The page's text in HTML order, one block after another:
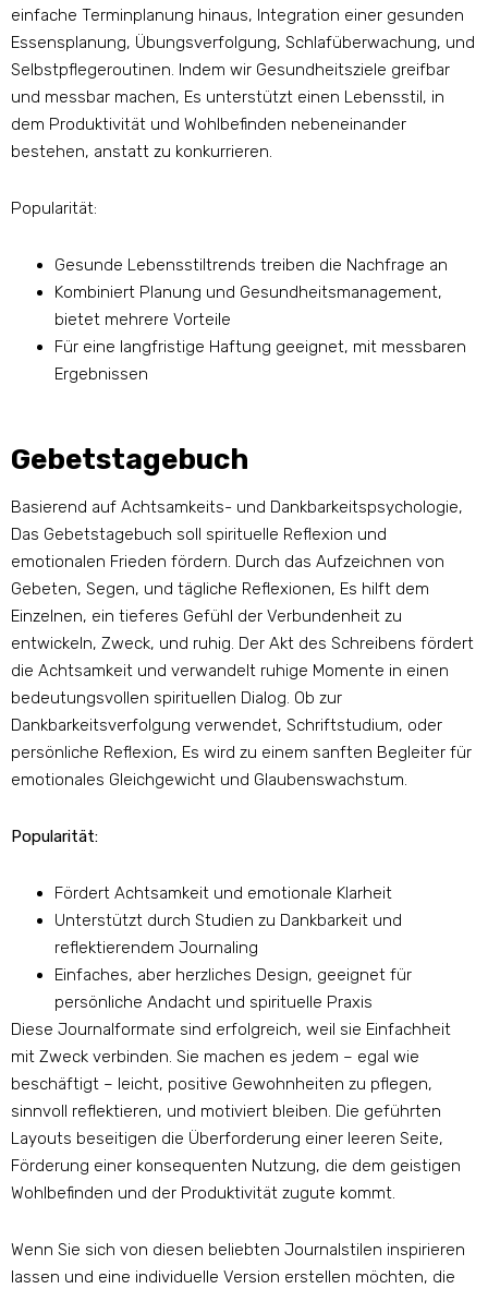
einfache Terminplanung hinaus, Integration einer gesunden
Essensplanung, Übungsverfolgung, Schlafüberwachung, und
Selbstpflegeroutinen. Indem wir Gesundheitsziele greifbar
und messbar machen, Es unterstützt einen Lebensstil, in
dem Produktivität und Wohlbefinden nebeneinander
bestehen, anstatt zu konkurrieren.
Popularität:
Gesunde Lebensstiltrends treiben die Nachfrage an
Kombiniert Planung und Gesundheitsmanagement,
bietet mehrere Vorteile
Für eine langfristige Haftung geeignet, mit messbaren
Ergebnissen
Gebetstagebuch
Basierend auf Achtsamkeits- und Dankbarkeitspsychologie,
Das Gebetstagebuch soll spirituelle Reflexion und
emotionalen Frieden fördern. Durch das Aufzeichnen von
Gebeten, Segen, und tägliche Reflexionen, Es hilft dem
Einzelnen, ein tieferes Gefühl der Verbundenheit zu
entwickeln, Zweck, und ruhig. Der Akt des Schreibens fördert
die Achtsamkeit und verwandelt ruhige Momente in einen
bedeutungsvollen spirituellen Dialog. Ob zur
Dankbarkeitsverfolgung verwendet, Schriftstudium, oder
persönliche Reflexion, Es wird zu einem sanften Begleiter für
emotionales Gleichgewicht und Glaubenswachstum.
Popularität:
Fördert Achtsamkeit und emotionale Klarheit
Unterstützt durch Studien zu Dankbarkeit und
reflektierendem Journaling
Einfaches, aber herzliches Design, geeignet für
persönliche Andacht und spirituelle Praxis
Diese Journalformate sind erfolgreich, weil sie Einfachheit
mit Zweck verbinden. Sie machen es jedem – egal wie
beschäftigt – leicht, positive Gewohnheiten zu pflegen,
sinnvoll reflektieren, und motiviert bleiben. Die geführten
Layouts beseitigen die Überforderung einer leeren Seite,
Förderung einer konsequenten Nutzung, die dem geistigen
Wohlbefinden und der Produktivität zugute kommt.
Wenn Sie sich von diesen beliebten Journalstilen inspirieren
lassen und eine individuelle Version erstellen möchten, die